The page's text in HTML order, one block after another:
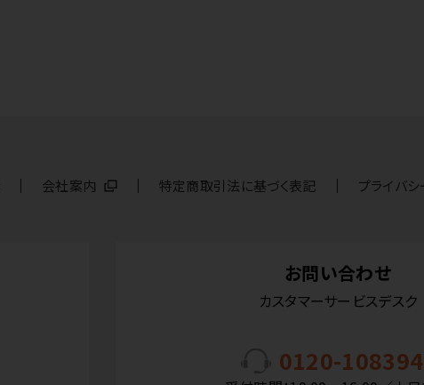
会社案内 特定商取引法に基づく表記 プライバ
お問い合わせ
カスタマーサービスデスク
0120-108394